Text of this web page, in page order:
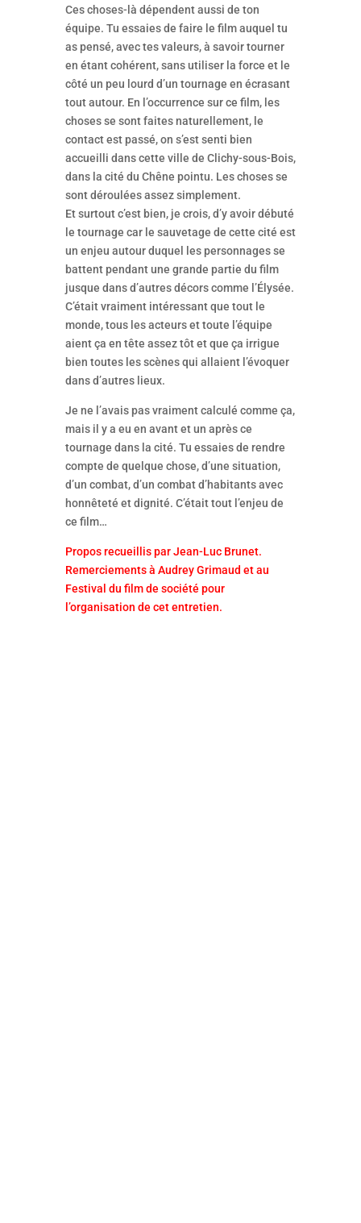
Ces choses-là dépendent aussi de ton
équipe. Tu essaies de faire le film auquel tu
as pensé, avec tes valeurs, à savoir tourner
en étant cohérent, sans utiliser la force et le
côté un peu lourd d’un tournage en écrasant
tout autour. En l’occurrence sur ce film, les
choses se sont faites naturellement, le
contact est passé, on s’est senti bien
accueilli dans cette ville de Clichy-sous-Bois,
dans la cité du Chêne pointu. Les choses se
sont déroulées assez simplement.
Et surtout c’est bien, je crois, d’y avoir débuté
le tournage car le sauvetage de cette cité est
un enjeu autour duquel les personnages se
battent pendant une grande partie du film
jusque dans d’autres décors comme l’Élysée.
C’était vraiment intéressant que tout le
monde, tous les acteurs et toute l’équipe
aient ça en tête assez tôt et que ça irrigue
bien toutes les scènes qui allaient l’évoquer
dans d’autres lieux.
Je ne l’avais pas vraiment calculé comme ça,
mais il y a eu en avant et un après ce
tournage dans la cité. Tu essaies de rendre
compte de quelque chose, d’une situation,
d’un combat, d’un combat d’habitants avec
honnêteté et dignité. C’était tout l’enjeu de
ce film…
Propos recueillis par Jean-Luc Brunet.
Remerciements à Audrey Grimaud et au
Festival du film de société pour
l’organisation de cet entretien.